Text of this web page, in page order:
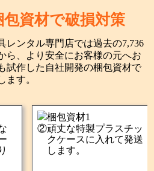
包資材で破損対策
レンタル専門店では過去の7,736
ら、より安全にお客様の元へお
試作した自社開発の梱包資材で
ます。
頑丈な特製プラスチッ
クケースに入れて発送
します。